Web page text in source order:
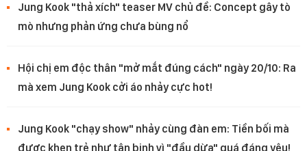
Jung Kook "thả xích" teaser MV chủ đề: Concept gây tò
mò nhưng phản ứng chưa bùng nổ
Hội chị em độc thân "mở mắt đúng cách" ngày 20/10: Ra
mà xem Jung Kook cởi áo nhảy cực hot!
Jung Kook "chạy show" nhảy cùng đàn em: Tiền bối mà
được khen trẻ như tân binh vì "đầu dừa" quá đáng yêu!